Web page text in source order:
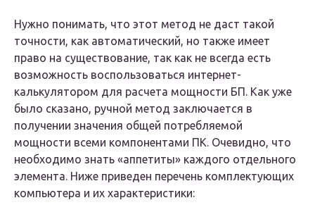
Нужно понимать, что этот метод не даст такой
точности, как автоматический, но также имеет
право на существование, так как не всегда есть
возможность воспользоваться интернет-
калькулятором для расчета мощности БП. Как уже
было сказано, ручной метод заключается в
получении значения общей потребляемой
мощности всеми компонентами ПК. Очевидно, что
необходимо знать «аппетиты» каждого отдельного
элемента. Ниже приведен перечень комплектующих
компьютера и их характеристики: